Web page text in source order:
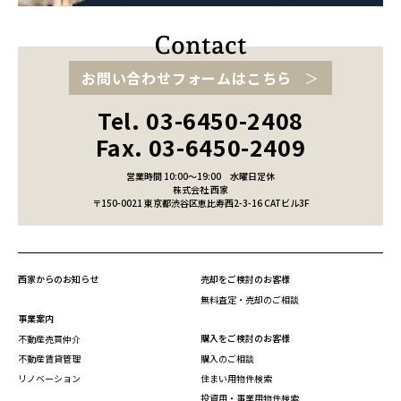
お問い合わせフォームはこちら
Tel. 03-6450-2408
Fax. 03-6450-2409
営業時間 10:00～19:00
水曜日定休
株式会社 西家
〒150-0021 東京都渋谷区恵比寿西2-3-16 CATビル3F
西家からのお知らせ
事業案内
不動産売買仲介
不動産賃貸管理
リノベーション
売却をご検討のお客様
無料査定・売却のご相談
購入をご検討のお客様
購入のご相談
住まい用物件検索
投資用・事業用物件検索